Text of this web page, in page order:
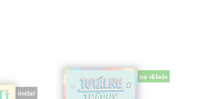
dotlač
na sklade